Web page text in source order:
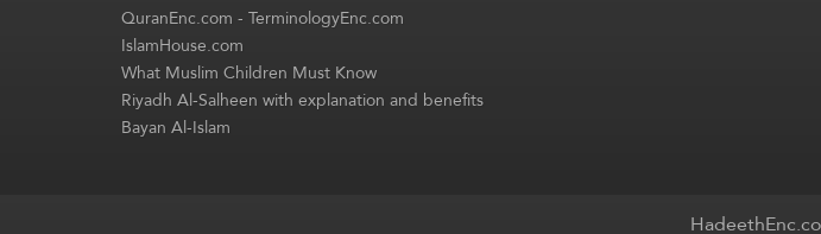
QuranEnc.com-TerminologyEnc.com
IslamHouse.com
What Muslim Children Must Know
Riyadh Al-Salheen with explanation and benefits
Bayan Al-Islam